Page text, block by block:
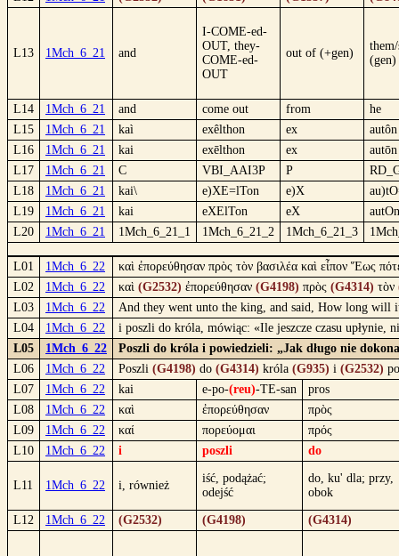
L13 1Mch_6_21 and
I-COME-ed-
OUT, they-
COME-ed-
OUT
out of (+gen)
(gen)
L14 1Mch_6_21 and come out from
he
L15
1Mch_6_21 kaì exêlthon ex
autôn
L16
1Mch_6_21 kai exēlthon ex
autōn
L17
1Mch_6_21 C VBI_AAI3P P
L18
1Mch_6_21 kai\ e)XE=lTon e)X
L19
1Mch_6_21 kai eXElTon eX
autOn
L20
1Mch_6_21 1Mch_6_21_1 1Mch_6_21_2 1Mch_6_21_3
L01 1Mch_6_22
καὶ ἐπορεύθησαν πρὸς τὸν βασιλέα καὶ εἶπον Ἕως
L02
1Mch_6_22 καὶ (G2532) ἐπορεύθησαν (G4198) πρὸς (G4314) τὸν
L03
1Mch_6_22
And they went unto the king, and said, How long will
L04
1Mch_6_22
i poszli do króla, mówiąc: «Ile jeszcze czasu upłynie,
L05
1Mch_6_22
Poszli do króla i powiedzieli: „Jak długo nie
L06
1Mch_6_22 Poszli (G4198) do (G4314) króla (G935) i (G2532)
L07
1Mch_6_22 kai e-po-(reu)-TE-san
pros
L08
1Mch_6_22 καὶ ἐπορεύθησαν
πρὸς
L09
1Mch_6_22 καί πορεύομαι
πρός
L10
1Mch_6_22 i poszli do
L11 1Mch_6_22 i, również
iść, podążać;
odejść
do, ku' dla; przy,
obok
L12 1Mch_6_22 (G2532) (G4198) (G4314)